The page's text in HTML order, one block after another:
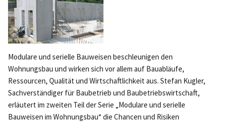
Modulare und serielle Bauweisen beschleunigen den
Wohnungsbau und wirken sich vor allem auf Bauabläufe,
Ressourcen, Qualität und Wirtschaftlichkeit aus. Stefan Kugler,
Sachverständiger für Baubetrieb und Baubetriebswirtschaft,
erläutert im zweiten Teil der Serie „Modulare und serielle
Bauweisen im Wohnungsbau“ die Chancen und Risiken